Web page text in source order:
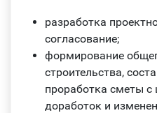
разработка
согласование;
формирование
строительства,
проработка сметы
доработок и